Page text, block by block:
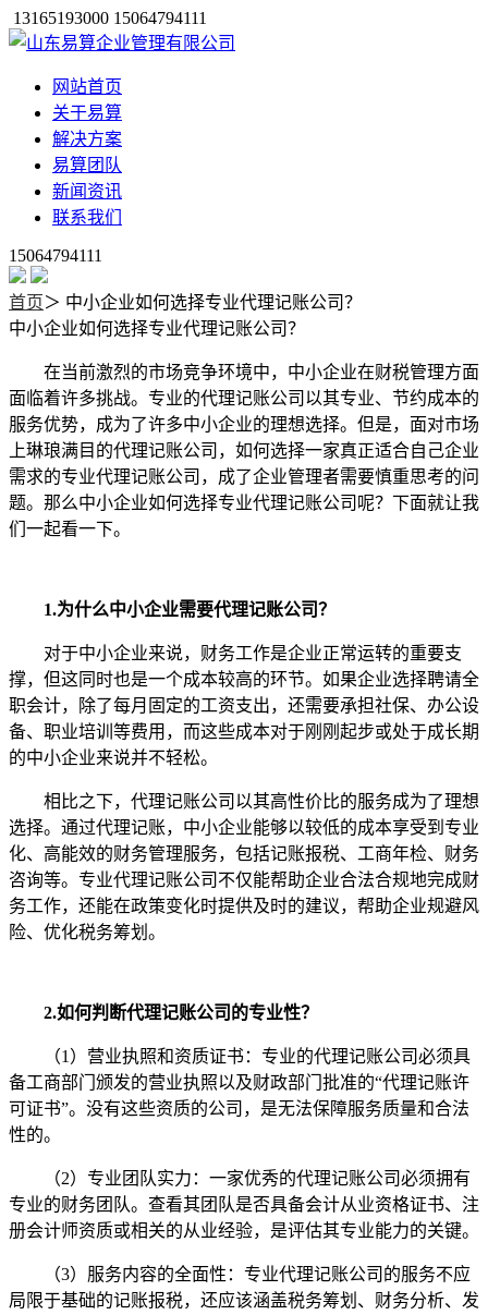
13165193000 15064794111
网站首页
关于易算
解决方案
易算团队
新闻资讯
联系我们
15064794111
首页＞ 中小企业如何选择专业代理记账公司？
中小企业如何选择专业代理记账公司？
在当前激烈的市场竞争环境中，中小企业在财税管理方面
面临着许多挑战。专业的代理记账公司以其专业、节约成本的
服务优势，成为了许多中小企业的理想选择。但是，面对市场
上琳琅满目的代理记账公司，如何选择一家真正适合自己企业
需求的专业代理记账公司，成了企业管理者需要慎重思考的问
题。那么中小企业如何选择专业代理记账公司呢？下面就让我
们一起看一下。
1.为什么中小企业需要代理记账公司？
对于中小企业来说，财务工作是企业正常运转的重要支
撑，但这同时也是一个成本较高的环节。如果企业选择聘请全
职会计，除了每月固定的工资支出，还需要承担社保、办公设
备、职业培训等费用，而这些成本对于刚刚起步或处于成长期
的中小企业来说并不轻松。
相比之下，代理记账公司以其高性价比的服务成为了理想
选择。通过代理记账，中小企业能够以较低的成本享受到专业
化、高能效的财务管理服务，包括记账报税、工商年检、财务
咨询等。专业代理记账公司不仅能帮助企业合法合规地完成财
务工作，还能在政策变化时提供及时的建议，帮助企业规避风
险、优化税务筹划。
2.如何判断代理记账公司的专业性？
（1）营业执照和资质证书：专业的代理记账公司必须具
备工商部门颁发的营业执照以及财政部门批准的“代理记账许
可证书”。没有这些资质的公司，是无法保障服务质量和合法
性的。
（2）专业团队实力：一家优秀的代理记账公司必须拥有
专业的财务团队。查看其团队是否具备会计从业资格证书、注
册会计师资质或相关的从业经验，是评估其专业能力的关键。
（3）服务内容的全面性：专业代理记账公司的服务不应
局限于基础的记账报税，还应该涵盖税务筹划、财务分析、发